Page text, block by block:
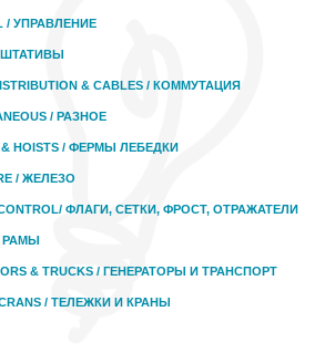
/ УПРАВЛЕНИЕ
ШТАТИВЫ
& CABLES / КОММУТАЦИЯ
/ РАЗНОЕ
& HOISTS / ФЕРМЫ ЛЕБЕДКИ
/ ЖЕЛЕЗО
CONTROL/ ФЛАГИ, СЕТКИ, ФРОСТ, ОТРАЖАТЕЛИ
РАМЫ
& TRUCKS / ГЕНЕРАТОРЫ И ТРАНСПОРТ
CRANS / ТЕЛЕЖКИ И КРАНЫ